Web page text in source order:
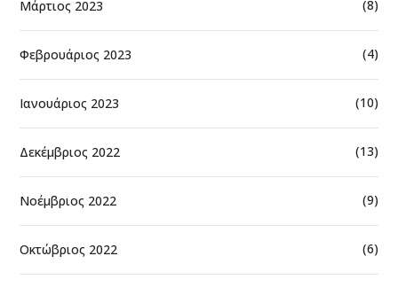
Μάρτιος 2023 (8)
Φεβρουάριος 2023 (4)
Ιανουάριος 2023 (10)
Δεκέμβριος 2022 (13)
Νοέμβριος 2022 (9)
Οκτώβριος 2022 (6)